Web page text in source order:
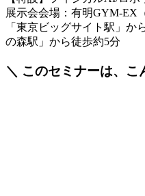
展示会会場：有明GYM-EX
「東京ビッグサイト駅」か
の森駅」から徒歩約5分
＼ このセミナーは、こ